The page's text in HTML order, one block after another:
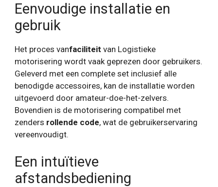
Eenvoudige installatie en
gebruik
Het proces vanfaciliteit van Logistieke
motorisering wordt vaak geprezen door gebruikers.
Geleverd met een complete set inclusief alle
benodigde accessoires, kan de installatie worden
uitgevoerd door amateur-doe-het-zelvers.
Bovendien is de motorisering compatibel met
zenders rollende code, wat de gebruikerservaring
vereenvoudigt.
Een intuïtieve
afstandsbediening